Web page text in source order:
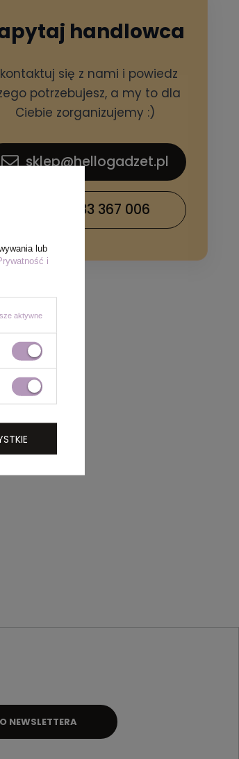
handlowca
się z nami i powiedz
potrzebujesz, a my to dla
Ciebie zorganizujemy :)
sklep@hellogadzet.pl
+48 733 367 006
NEWSLETTERA
lub
i
aktywne